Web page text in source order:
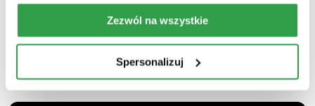
Zezwól na wszystkie
Spersonalizuj